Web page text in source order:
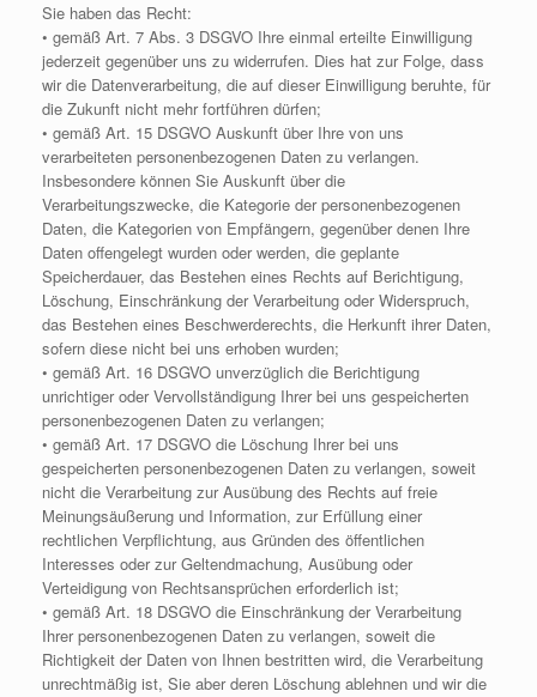
Sie haben das Recht:
• gemäß Art. 7 Abs. 3 DSGVO Ihre einmal erteilte Einwilligung
jederzeit gegenüber uns zu widerrufen. Dies hat zur Folge, dass
wir die Datenverarbeitung, die auf dieser Einwilligung beruhte, für
die Zukunft nicht mehr fortführen dürfen;
• gemäß Art. 15 DSGVO Auskunft über Ihre von uns
verarbeiteten personenbezogenen Daten zu verlangen.
Insbesondere können Sie Auskunft über die
Verarbeitungszwecke, die Kategorie der personenbezogenen
Daten, die Kategorien von Empfängern, gegenüber denen Ihre
Daten offengelegt wurden oder werden, die geplante
Speicherdauer, das Bestehen eines Rechts auf Berichtigung,
Löschung, Einschränkung der Verarbeitung oder Widerspruch,
das Bestehen eines Beschwerderechts, die Herkunft ihrer Daten,
sofern diese nicht bei uns erhoben wurden;
• gemäß Art. 16 DSGVO unverzüglich die Berichtigung
unrichtiger oder Vervollständigung Ihrer bei uns gespeicherten
personenbezogenen Daten zu verlangen;
• gemäß Art. 17 DSGVO die Löschung Ihrer bei uns
gespeicherten personenbezogenen Daten zu verlangen, soweit
nicht die Verarbeitung zur Ausübung des Rechts auf freie
Meinungsäußerung und Information, zur Erfüllung einer
rechtlichen Verpflichtung, aus Gründen des öffentlichen
Interesses oder zur Geltendmachung, Ausübung oder
Verteidigung von Rechtsansprüchen erforderlich ist;
• gemäß Art. 18 DSGVO die Einschränkung der Verarbeitung
Ihrer personenbezogenen Daten zu verlangen, soweit die
Richtigkeit der Daten von Ihnen bestritten wird, die Verarbeitung
unrechtmäßig ist, Sie aber deren Löschung ablehnen und wir die